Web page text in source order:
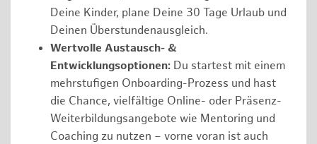
Deine Kinder, plane Deine 30 Tage Urlaub und
Deinen Überstundenausgleich.
Wertvolle Austausch- &
Entwicklungsoptionen: Du startest mit einem
mehrstufigen Onboarding-Prozess und hast
die Chance, vielfältige Online- oder Präsenz-
Weiterbildungsangebote wie Mentoring und
Coaching zu nutzen – vorne voran ist auch